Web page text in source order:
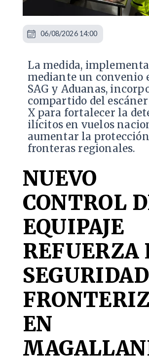
La medida,
mediante un convenio
SAG y Aduanas,
compartido del
X para fortalecer la
ilícitos en vuelos
aumentar la
fronteras regionales.
NUEVO
CONTROL
EQUIPAJE
REFUERZA
SEGURIDAD
EN
06/08/2026 14:00